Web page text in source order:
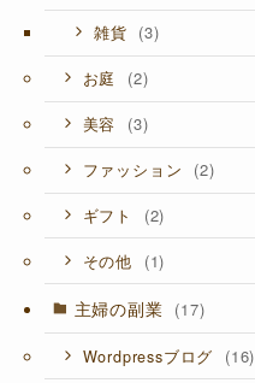
雑貨 (3)
お庭 (2)
美容 (3)
ファッション (2)
ギフト (2)
その他 (1)
主婦の副業 (17)
Wordpressブログ (16)